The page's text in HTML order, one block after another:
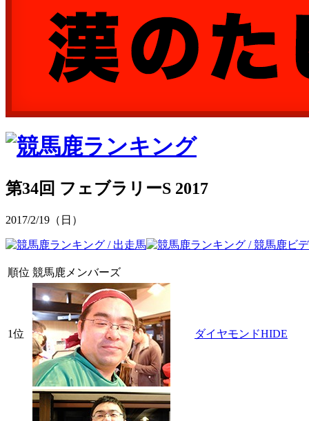
第34回 フェブラリーS 2017
2017/2/19（日）
順位 競馬鹿メンバーズ
1位 ダイヤモンドHIDE